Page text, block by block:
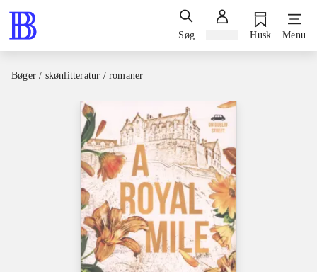
Søg Husk Menu
Bøger / skønlitteratur / romaner